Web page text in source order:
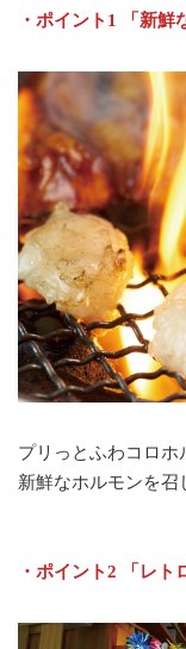
・ポイント1 「新鮮
プリっとふわコロホ
新鮮なホルモンを召
・ポイント2 「レト